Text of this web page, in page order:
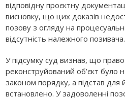
відповідну проєктну
висновку, що цих доказів
позову з огляду на
відсутність належного позивача.
У підсумку суд визнав, що право
реконструйований об’єкт було
законом порядку, а підстав для
встановлено. У задоволенні